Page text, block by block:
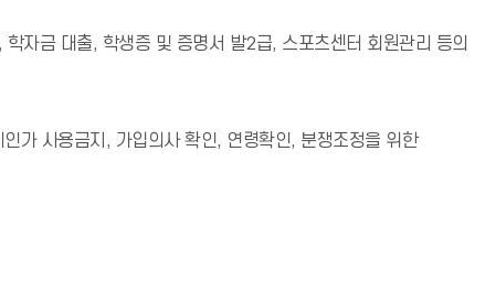
자금 대출, 학생증 및 증명서 발2급, 스포츠센터 회원관리 등의
가 사용금지, 가입의사 확인, 연령확인, 분쟁조정을 위한